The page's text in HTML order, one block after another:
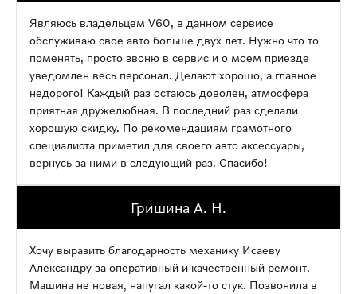
Являюсь владельцем V60, в данном сервисе
обслуживаю свое авто больше двух лет. Нужно что то
поменять, просто звоню в сервис и о моем приезде
уведомлен весь персонал. Делают хорошо, а главное
недорого! Каждый раз остаюсь доволен, атмосфера
приятная дружелюбная. В последний раз сделали
хорошую скидку. По рекомендациям грамотного
специалиста приметил для своего авто аксессуары,
вернусь за ними в следующий раз. Спасибо!
Гришина А. Н.
Хочу выразить благодарность механику Исаеву
Александру за оперативный и качественный ремонт.
Машина не новая, напугал какой-то стук. Позвонила в